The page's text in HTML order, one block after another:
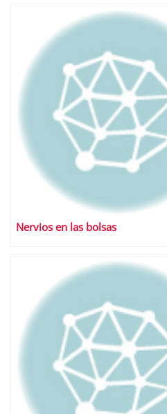
Nervios en las bolsas